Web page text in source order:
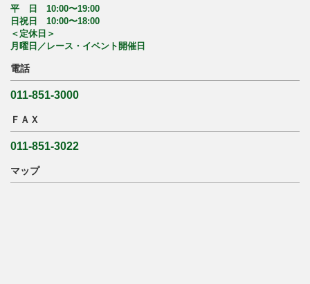
平 日 10:00〜19:00
日祝日 10:00〜18:00
＜定休日＞
月曜日／レース・イベント開催日
電話
011-851-3000
ＦＡＸ
011-851-3022
マップ